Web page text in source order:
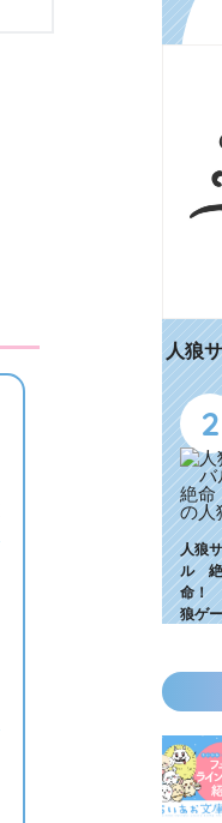
人狼
2
人狼
ル
命！
狼ゲ